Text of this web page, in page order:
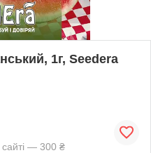
1г, Seedera
— 300 ₴